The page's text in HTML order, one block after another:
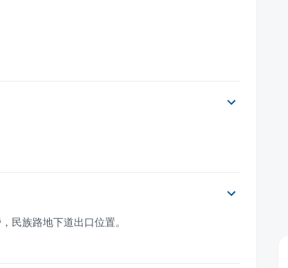
民族路地下道出口位置。